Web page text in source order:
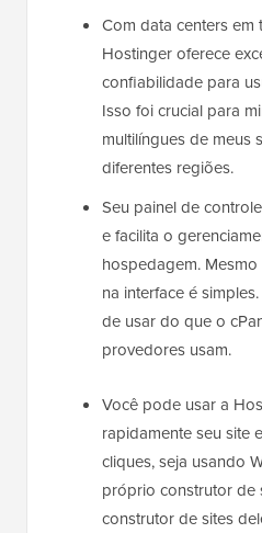
Com data centers
Hostinger oferece
confiabilidade para
Isso foi crucial para
multilíngues de meus
diferentes regiões.
Seu painel de
e facilita o
hospedagem.
na interface é
de usar do que o
provedores usam.
Você pode usar a
rapidamente seu site
cliques, seja usando
próprio construtor de
construtor de sites